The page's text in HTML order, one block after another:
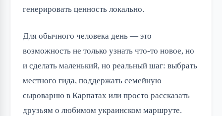
генерировать ценность локально.
Для обычного человека день — это
возможность не только узнать что-то новое, но
и сделать маленький, но реальный шаг: выбрать
местного гида, поддержать семейную
сыроварню в Карпатах или просто рассказать
друзьям о любимом украинском маршруте.